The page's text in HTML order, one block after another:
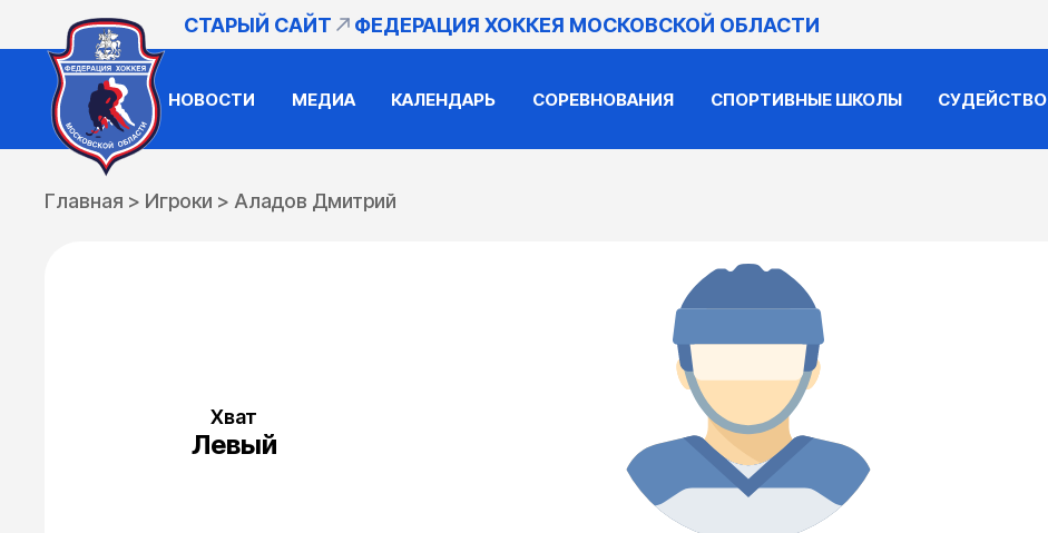
СТАРЫЙ САЙТ ФЕДЕРАЦИЯ ХОККЕЯ МОСКОВСКОЙ ОБЛАСТИ
НОВОСТИ МЕДИА КАЛЕНДАРЬ СОРЕВНОВАНИЯ СПОРТИВНЫЕ ШКОЛЫ СУДЕЙСТВО
Главная > Игроки > Аладов Дмитрий
Хват
Левый